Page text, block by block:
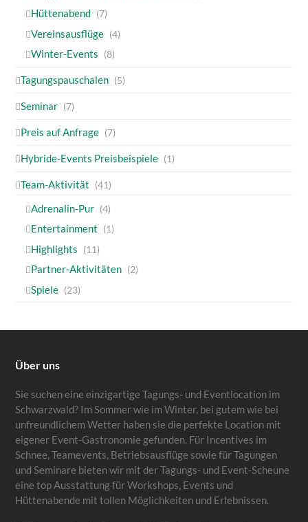
Hüttenabend (7)
Vereinsausflüge (4)
Winter-Events (8)
Tagungspauschalen (5)
Seminar (7)
Preis auf Anfrage (7)
Hybride-Events Preisbeispiele (1)
Team-Aktivität (41)
Adrenalin-Pur (4)
Entertainment (1)
Highlights (11)
Partner-Aktivitäten (2)
Spiele (23)
Über uns
Sie suchen eine einzigartige Tagungs- und Eventlocation im
Schwarzwald? Im Sommer wie im Winter, bei gutem wie bei
unfreundlichem Wetter haben sie die perfekte Location mit
eigener Event-Gastronomie gefunden. Für Incentives im
Schnee, Teamevents, Betriebsausflüge sowie für Tagungen
und Seminare bieten wir mit der Tagungs- und Event-Scheune
eine top Ausstattung für Workshops, Events und
Hüttenabende mit tollen Möglichkeiten und Erlebnissen.